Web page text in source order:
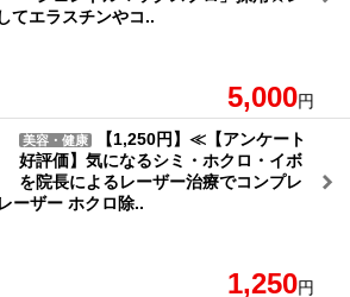
てエラスチンやコ..
5,000円
美容・健康
【1,250円】≪【アンケート
好評価】気になるシミ・ホクロ・イボ
を院長によるレーザー治療でコンプレ
ーザー ホクロ除..
1,250円